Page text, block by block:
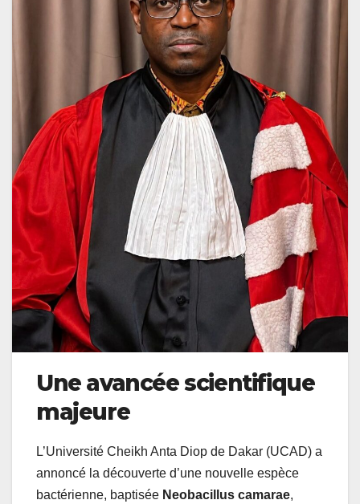
Une avancée scientifique
majeure
L’Université Cheikh Anta Diop de Dakar (UCAD) a
annoncé la découverte d’une nouvelle espèce
bactérienne, baptisée Neobacillus camarae,